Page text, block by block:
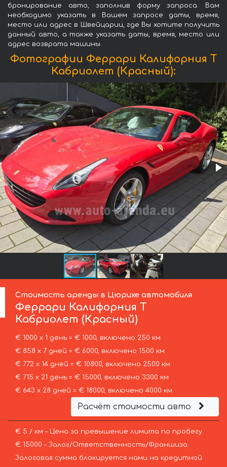
бронирование авто, заполнив форму запроса. Вам
необходимо указать в Вашем запросе даты, время,
место или адрес в Швейцарии, где Вы хотите получить
данный авто, а также указать даты, время, место или
адрес возврата машины.
Фотографии Феррари Калифорния Т
Кабриолет (Красный):
Стоимость аренды в Цюрихе автомобиля
Феррари Калифорния Т
Кабриолет (Красный)
€ 1000 х 1 день = € 1000, включено 250 км
€ 858 х 7 дней = € 6000, включено 1500 км
€ 772 х 14 дней = € 10800, включено 2500 км
€ 715 х 21 день = € 15000, включено 3300 км
€ 643 х 28 дней = € 18000, включено 4000 км
Расчёт стоимости авто
€ 5 / км – Цена за превышение лимита по пробегу
€ 15000 – Залог/Ответственность/Франшиза.
Залоговая сумма блокируется нами на кредитной